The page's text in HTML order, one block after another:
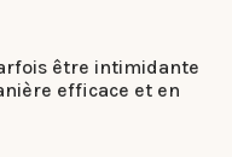
être intimidante
efficace et en